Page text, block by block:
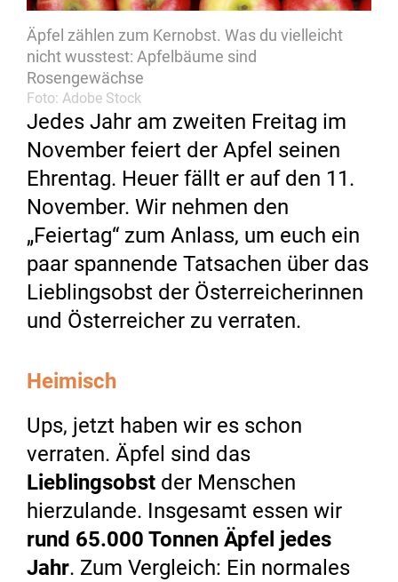
Äpfel zählen zum Kernobst. Was du vielleicht
nicht wusstest: Apfelbäume sind
Rosengewächse
Foto: Adobe Stock
Jedes Jahr am zweiten Freitag im
November feiert der Apfel seinen
Ehrentag. Heuer fällt er auf den 11.
November. Wir nehmen den
„Feiertag“ zum Anlass, um euch ein
paar spannende Tatsachen über das
Lieblingsobst der Österreicherinnen
und Österreicher zu verraten.
Heimisch
Ups, jetzt haben wir es schon
verraten. Äpfel sind das
Lieblingsobst der Menschen
hierzulande. Insgesamt essen wir
rund 65.000 Tonnen Äpfel jedes
Jahr. Zum Vergleich: Ein normales